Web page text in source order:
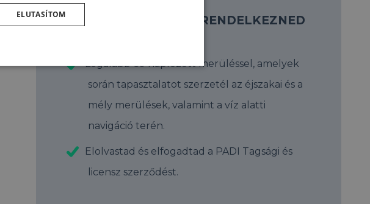
A MINŐSÍTÉS ELŐTT RENDELKEZNED
Legalább 60 naplózott merüléssel, amelyek
során tapasztalatot szerzetél az éjszakai és a
mély merülések, valamint a víz alatti
navigáció terén.
Elolvastad és elfogadtad a PADI Tagsági és
licensz szerződést.
ELUTASÍTOM